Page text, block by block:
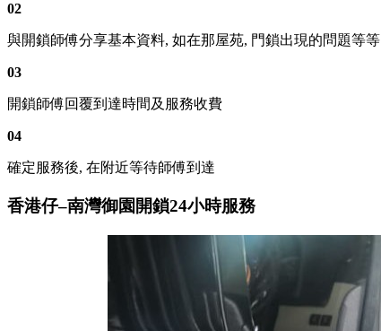
02
與開鎖師傅分享基本資料, 如在那屋苑, 門鎖出現的問題等等
03
開鎖師傅回覆到達時間及服務收費
04
確定服務後, 在附近等待師傅到達
香港仔–南灣御園開鎖24小時服務